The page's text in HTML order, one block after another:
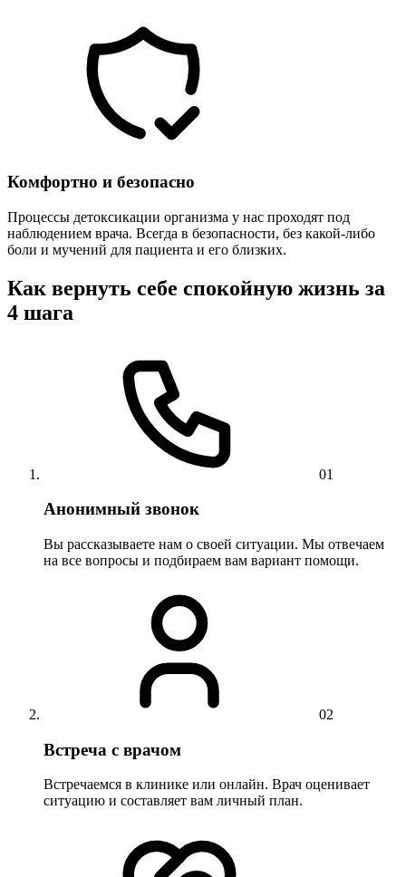
Комфортно и безопасно
Процессы детоксикации организма у нас проходят под
наблюдением врача. Всегда в безопасности, без какой-либо
боли и мучений для пациента и его близких.
Как вернуть себе спокойную жизнь за
4 шага
01
Анонимный звонок
Вы рассказываете нам о своей ситуации. Мы отвечаем
на все вопросы и подбираем вам вариант помощи.
02
Встреча с врачом
Встречаемся в клинике или онлайн. Врач оценивает
ситуацию и составляет вам личный план.